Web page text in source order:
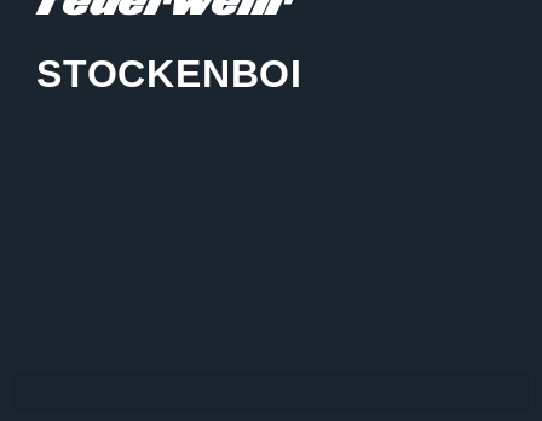
STOCKENBOI